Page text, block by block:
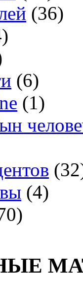
(36)
(6)
(1)
(4)